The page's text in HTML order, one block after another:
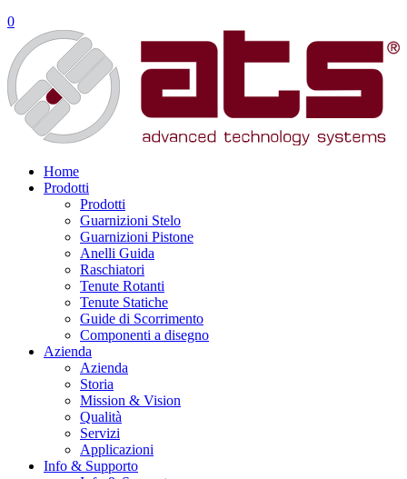
0
Home
Prodotti
Prodotti
Guarnizioni Stelo
Guarnizioni Pistone
Anelli Guida
Raschiatori
Tenute Rotanti
Tenute Statiche
Guide di Scorrimento
Componenti a disegno
Azienda
Azienda
Storia
Mission & Vision
Qualità
Servizi
Applicazioni
Info & Supporto